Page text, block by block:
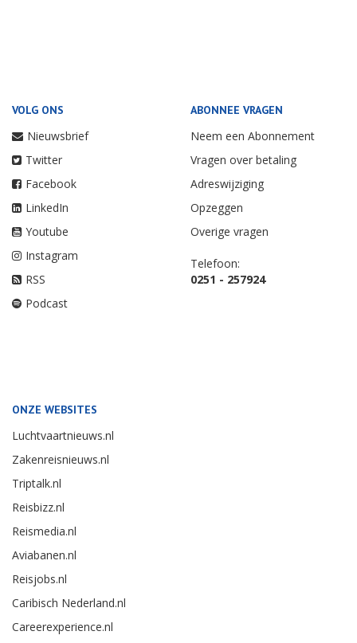
VOLG ONS
Nieuwsbrief
Twitter
Facebook
LinkedIn
Youtube
Instagram
RSS
Podcast
ABONNEE VRAGEN
Neem een Abonnement
Vragen over betaling
Adreswijziging
Opzeggen
Overige vragen
Telefoon:
0251 - 257924
ONZE WEBSITES
Luchtvaartnieuws.nl
Zakenreisnieuws.nl
Triptalk.nl
Reisbizz.nl
Reismedia.nl
Aviabanen.nl
Reisjobs.nl
Caribisch Nederland.nl
Careerexperience.nl